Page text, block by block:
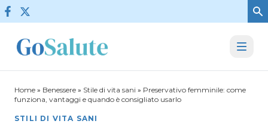
Vai al contenuto
Home » Benessere » Stile di vita sani » Preservativo femminile: come
funziona, vantaggi e quando è consigliato usarlo
STILI DI VITA SANI